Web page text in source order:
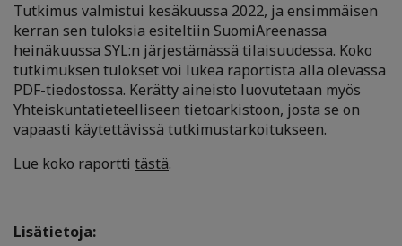
Tutkimus valmistui kesäkuussa 2022, ja ensimmäisen
kerran sen tuloksia esiteltiin SuomiAreenassa
heinäkuussa SYL:n järjestämässä tilaisuudessa. Koko
tutkimuksen tulokset voi lukea raportista alla olevassa
PDF-tiedostossa. Kerätty aineisto luovutetaan myös
Yhteiskuntatieteelliseen tietoarkistoon, josta se on
vapaasti käytettävissä tutkimustarkoitukseen.
Lue koko raportti tästä.
Lisätietoja: